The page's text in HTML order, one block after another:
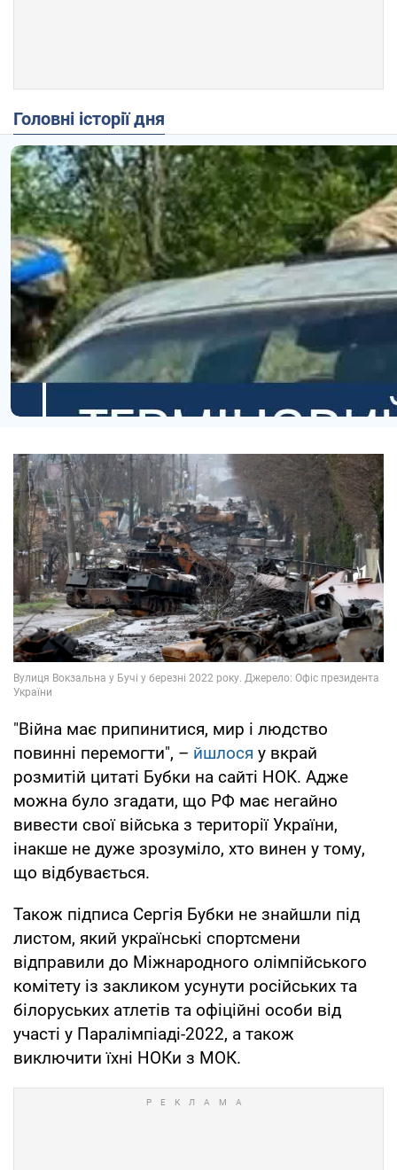
Головні історії дня
"Війна має припинитися, мир і людство
повинні перемогти", – йшлося у вкрай
розмитій цитаті Бубки на сайті НОК. Адже
можна було згадати, що РФ має негайно
вивести свої війська з території України,
інакше не дуже зрозуміло, хто винен у тому,
що відбувається.
Також підписа Сергія Бубки не знайшли під
листом, який українські спортсмени
відправили до Міжнародного олімпійського
комітету із закликом усунути російських та
білоруських атлетів та офіційні особи від
участі у Паралімпіаді-2022, а також
виключити їхні НОКи з МОК.